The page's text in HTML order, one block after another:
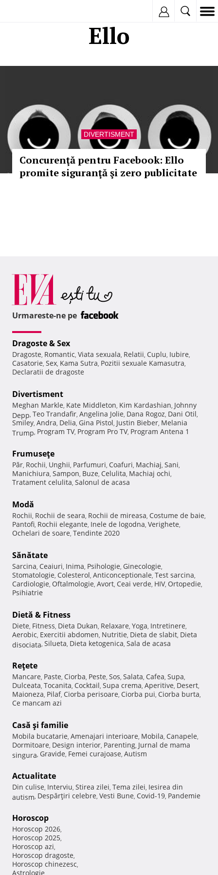
Ello
DIVERTISMENT
Concurenţă pentru Facebook: Ello
promite siguranţă şi zero publicitate
Urmareste-ne pe
Dragoste & Sex
Dragoste, Romantic, Viata sexuala, Relatii, Cuplu, Iubire,
Casatorie, Sex, Kama Sutra, Pozitii sexuale Kamasutra,
Declaratii de dragoste
Divertisment
Meghan Markle, Kate Middleton, Kim Kardashian, Johnny
Depp, Teo Trandafir, Angelina Jolie, Dana Rogoz, Dani Otil,
Smiley, Andra, Delia, Gina Pistol, Justin Bieber, Melania
Trump, Program TV, Program Pro TV, Program Antena 1
Frumuseţe
Păr, Rochii, Unghii, Parfumuri, Coafuri, Machiaj, Sani,
Manichiura, Sampon, Buze, Celulita, Machiaj ochi,
Tratament celulita, Salonul de acasa
Modă
Rochii, Rochii de seara, Rochii de mireasa, Costume de baie,
Pantofi, Rochii elegante, Inele de logodna, Verighete,
Ochelari de soare, Tendinte 2020
Sănătate
Sarcina, Ceaiuri, Inima, Psihologie, Ginecologie,
Stomatologie, Colesterol, Anticonceptionale, Test sarcina,
Cardiologie, Oftalmologie, Avort, Ceai verde, HIV, Ortopedie,
Psihiatrie
Dietă & Fitness
Diete, Fitness, Dieta Dukan, Relaxare, Yoga, Intretinere,
Aerobic, Exercitii abdomen, Nutritie, Dieta de slabit, Dieta
disociata, Silueta, Dieta ketogenica, Sala de acasa
Reţete
Mancare, Paste, Ciorba, Peste, Sos, Salata, Cafea, Supa,
Dulceata, Tocanita, Cocktail, Supa crema, Aperitive, Desert,
Maioneza, Pilaf, Ciorba perisoare, Ciorba pui, Ciorba burta,
Ce mancam azi
Casă şi familie
Mobila bucatarie, Amenajari interioare, Mobila, Canapele,
Dormitoare, Design interior, Parenting, Jurnal de mama
singura, Gravide, Femei curajoase, Autism
Actualitate
Din culise, Interviu, Stirea zilei, Tema zilei, Iesirea din
autism, Despărţiri celebre, Vesti Bune, Covid-19, Pandemie
Horoscop
Horoscop 2026,
Horoscop 2025,
Horoscop azi,
Horoscop dragoste,
Horoscop chinezesc,
Astrologie